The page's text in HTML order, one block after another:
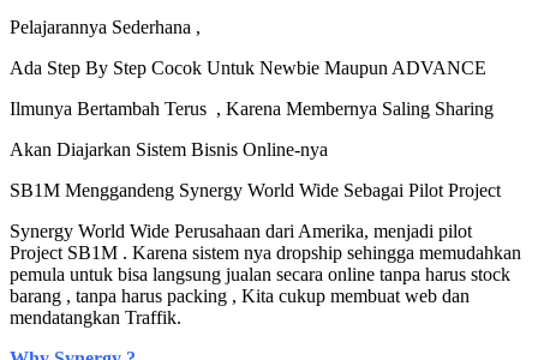
Pelajarannya Sederhana ,
Ada Step By Step Cocok Untuk Newbie Maupun ADVANCE
Ilmunya Bertambah Terus , Karena Membernya Saling Sharing
Akan Diajarkan Sistem Bisnis Online-nya
SB1M Menggandeng Synergy World Wide Sebagai Pilot Project
Synergy World Wide Perusahaan dari Amerika, menjadi pilot
Project SB1M . Karena sistem nya dropship sehingga memudahkan
pemula untuk bisa langsung jualan secara online tanpa harus stock
barang , tanpa harus packing , Kita cukup membuat web dan
mendatangkan Traffik.